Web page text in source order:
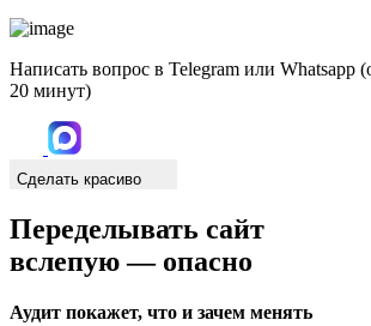
Написать вопрос в Telegram или Whatsapp
20 минут)
Сделать красиво
Переделывать сайт
вслепую — опасно
Аудит покажет, что и зачем менять